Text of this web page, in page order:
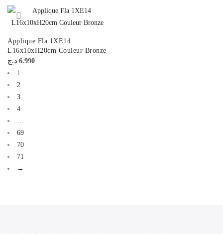
Applique Fla 1XE14
L16x10xH20cm Couleur Bronze
6.990 د.ج
1
2
3
4
…
69
70
71
→